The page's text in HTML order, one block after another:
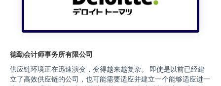
德勤会计师事务所有限公司
供应链环境正在迅速演变，变得越来越复杂。 即使是以前已经建
立了高效供应链的公司，也可能需要适应并建立一个能够适应进一